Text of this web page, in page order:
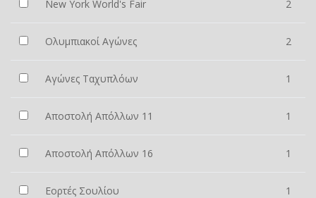
New York World's Fair 2
Ολυμπιακοί Αγώνες 2
Αγώνες Ταχυπλόων 1
Αποστολή Απόλλων 11 1
Αποστολή Απόλλων 16 1
Εορτές Σουλίου 1